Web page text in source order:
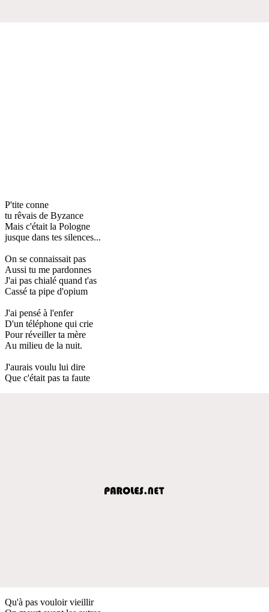
P'tite conne
tu rêvais de Byzance
Mais c'était la Pologne
jusque dans tes silences...
On se connaissait pas
Aussi tu me pardonnes
J'ai pas chialé quand t'as
Cassé ta pipe d'opium
J'ai pensé à l'enfer
D'un téléphone qui crie
Pour réveiller ta mère
Au milieu de la nuit.
J'aurais voulu lui dire
Que c'était pas ta faute
Qu'à pas vouloir vieillir